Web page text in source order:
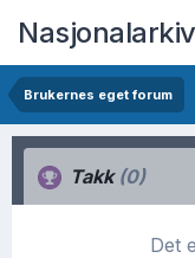
Brukernes eget forum
Takk (0)
Det